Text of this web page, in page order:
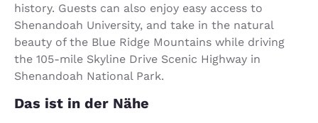
history. Guests can also enjoy easy access to
Shenandoah University, and take in the natural
beauty of the Blue Ridge Mountains while driving
the 105-mile Skyline Drive Scenic Highway in
Shenandoah National Park.
Das ist in der Nähe